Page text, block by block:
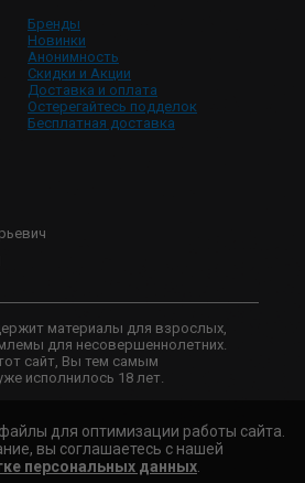
Бренды
Новинки
Анонимность
Скидки и Акции
Доставка и оплата
Остерегайтесь подделок
Бесплатная доставка
материалы для взрослых,
для несовершеннолетних.
сайт, Вы тем самым
исполнилось 18 лет.
для оптимизации работы сайта.
вы соглашаетесь с нашей
персональных данных